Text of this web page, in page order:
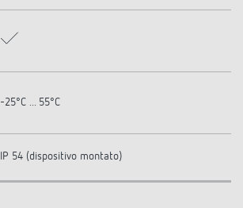
-25°C ... 55°C
IP 54 (dispositivo montato)